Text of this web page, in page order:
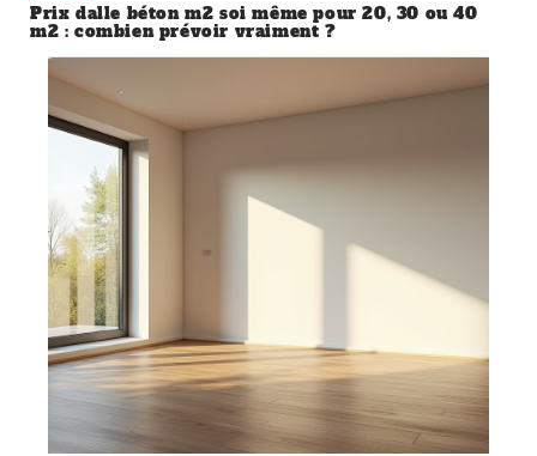
Prix dalle béton m2 soi même pour 20, 30 ou 40
m2 : combien prévoir vraiment ?